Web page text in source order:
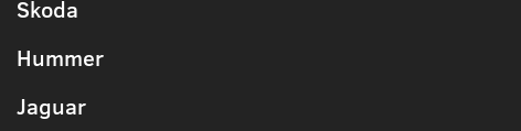
Skoda
Hummer
Jaguar